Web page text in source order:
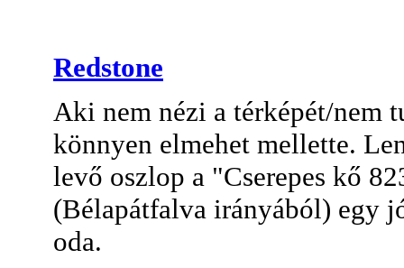
Redstone
Aki nem nézi a térképét/nem
könnyen elmehet mellette.
levő oszlop a "Cserepes kő
(Bélapátfalva irányából) egy
oda.